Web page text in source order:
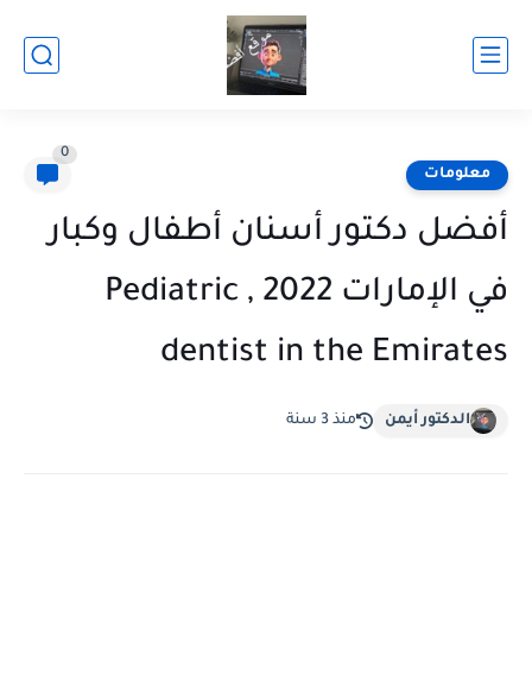
معلومات
0
أفضل دكتور أسنان أطفال وكبار
في الإمارات 2022 , Pediatric
dentist in the Emirates
الدكتور أيمن منذ 3 سنة